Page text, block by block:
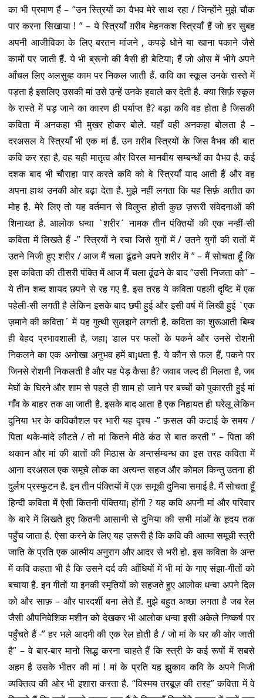
का भी प्रमाण हैं – “उन स्त्रियों का वैभव मेरे साथ रहा / जिन्होंने मुझे चौक
पार करना सिखाया ! ” – ये स्त्रियाँ ग़रीब मेहनकश स्त्रियाँ हैं जो हर सुबह
अपनी आजीविका के लिए बरतन मांजने , कपड़े धोने या खाना पकाने जैसे
कामों पर जाती हैं. ये भी ब्रूनो की वैसी ही बेटिया¡ हैं जो ओस में भीगे अपने
आँचल लिए अलसुब्ह काम पर निकल जाती हैं. कवि का स्कूल उनके रास्ते में
पड़ता है इसलिए उसकी मां उसे उन्हें उनके हवाले कर देती है. क्या सिर्फ़ स्कूल
के रास्ते में पड़ जाने का कारण ही पर्याप्त है? बड़ा कवि वह होता है जिसकी
कविता में अनकहा भी मुखर होकर बोले. यहाँ वही अनकहा बोलता है –
दरअसल वे स्त्रियाँ भी एक मां हैं. उन ग़रीब स्त्रियों के जिस वैभव की बात
कवि कर रहा है, वह यही मातृत्व और विरल मानवीय सम्बन्धों का वैभव है. कई
दशक बाद भी चौराहा पार करते कवि को वे स्त्रियाँ याद आती हैं और वह
अपना हाथ उनकी ओर बढ़ा देता है. मुझे नहीं लगता कि यह सिर्फ़ अतीत का
मोह है. मेरे लिए तो यह वर्तमान से विलुप्त होती कुछ ज़रूरी संवेदनाओं की
शिनाख्त है. आलोक धन्वा `शरीर´ नामक तीन पंक्तियों की एक नन्हीं-सी
कविता में लिखते हैं -” स्त्रियों ने रचा जिसे युगों में / उतने युगों की रातों में
उतने निजी हुए शरीर / आज मैं चला ढूंढने अपने शरीर में ” – मैं सोचता हूँ कि
इस कविता की तीसरी पंक्ति में आज मैं चला ढूंढने के बाद “उसी निजता को” –
ये तीन शब्द शायद छपने से रह गए है. इस तरह ये कविता पहली दृष्टि में एक
पहेली-सी लगती है लेकिन इसके बाद छपी हुई और इसी वर्ष में लिखी हुई `एक
ज़माने की कविता´ में यह गुत्थी सुलझने लगती है. कविता का शुरूआती बिम्ब
ही बेहद प्रभावशाली है, जहा¡ डाल पर फलों के पकने और उनसे रोशनी
निकलने का एक अनोखा अनुभव हमें बा¡धता है. ये कौन से फल हैं, पकने पर
जिनसे रोशनी निकलती है और यह पेड़ कैसा है? जवाब जल्द ही मिलता है, जब
मेघों के घिरने और शाम से पहले ही शाम हो जाने पर बच्चों को पुकारती हुई मां
गाँव के बाहर तक आ जाती है. इसके बाद आता है एक निहायत ही घरेलू लेकिन
दुनिया भर के कविकौशल पर भारी यह दृश्य -” फ़सल की कटाई के समय /
पिता थके-मांदे लौटते / तो मां कितने मीठे कंठ से बात करती ” – पिता की
थकान और मां की बातों की मिठास के अन्तर्सम्बन्ध का इस तरह कविता में
आना दरअसल एक समूचे लोक का अत्यन्त सहज और कोमल किन्तु उतना ही
दुर्लभ प्रस्फुटन है. इन तीन पंक्तियों में एक समूची दुनिया समाई है. मैं सोचता हूँ
हिन्दी कविता में ऐसी कितनी पंक्तिया¡ होंगी ? यह कवि अपनी मां और परिवार
के बारे में लिखते हुए कितनी आसानी से दुनिया की सभी मांओं के हृदय तक
पहुँच जाता है. ऐसा करने के लिए यह ज़रूरी है कि कवि की आत्मा समूची स्त्री
जाति के प्रति एक आत्मीय अनुराग और आदर से भरी हो. इस कविता के अन्त
में कवि कहता भी है कि उसने दर्द की आँधियों में भी मां के गाए संझा-गीतों को
बचाया है. इन गीतों या इनकी स्मृतियों को सहजते हुए आलोक धन्वा अपने दिल
को और साफ़ – और पारदर्शी बना लेते हैं. मुझे बहुत अच्छा लगता है जब रेल
जैसी औपनिवेशिक मशीन को देखकर भी आलोक धन्वा इसी अकेले निष्कर्ष पर
पहुँचते हैं -” हर भले आदमी की एक रेल होती है / जो मां के घर की ओर जाती
है” – वे बार-बार मानो सिद्ध करना चाहते हैं कि स्त्री के कई रूपों में सबसे
अहम है उसके भीतर की मां ! मां के प्रति यह झुकाव कवि के अपने निजी
व्यक्तित्व की ओर भी इशारा करता है. “विस्मय तरबूज़ की तरह” कविता में वे